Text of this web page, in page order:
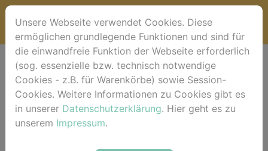
Willkommen bei
horse-foto.de !
Unsere Webseite verwendet Cookies. Diese
ermöglichen grundlegende Funktionen und sind für
die einwandfreie Funktion der Webseite erforderlich
(sog. essenzielle bzw. technisch notwendige
Cookies - z.B. für Warenkörbe) sowie Session-
Cookies. Weitere Informationen zu Cookies gibt es
in unserer Datenschutzerklärung. Hier geht es zu
unserem Impressum.